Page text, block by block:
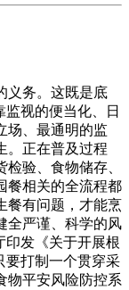
务。这既是底
视的便当化、日
场、最通明的监
。正在普及过程
验、食物储存、
相关的全流程都
餐有问题，才能烹
全严谨、科学的风
印发《关于开展根
要打制一个贯穿采
物平安风险防控系